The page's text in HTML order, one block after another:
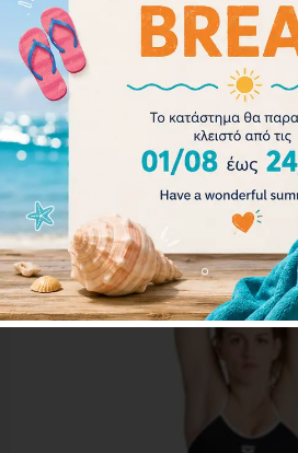
001111-503
35.00
31.50€
Επιλογή